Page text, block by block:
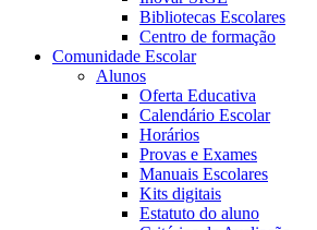
Bibliotecas Escolares
Centro de formação
Comunidade Escolar
Alunos
Oferta Educativa
Calendário Escolar
Horários
Provas e Exames
Manuais Escolares
Kits digitais
Estatuto do aluno